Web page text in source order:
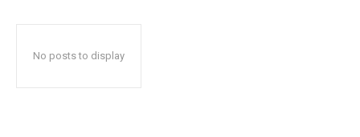
No posts to display